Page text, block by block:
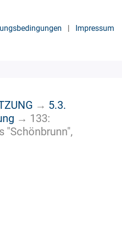
| Impressum
→ 5.3.
→ 133:
"Schönbrunn",